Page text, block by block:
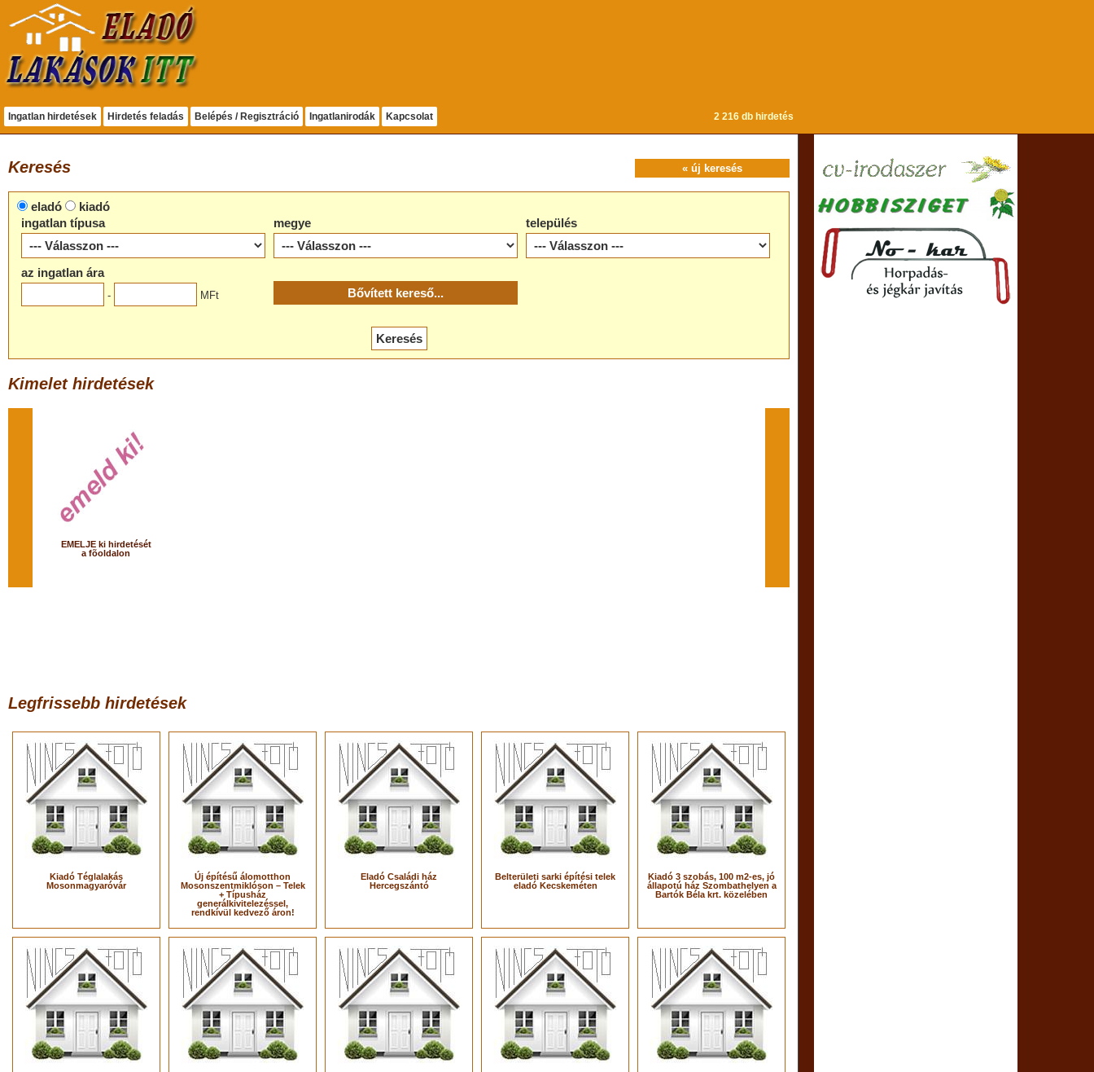
2 216 db hirdetés
Ingatlan hirdetések Hirdetés feladás Belépés / Regisztráció Ingatlanirodák Kapcsolat
« új keresés
Keresés
eladó
kiadó
ingatlan típusa
megye település
az ingatlan ára
- MFt
Kimelet hirdetések
EMELJE ki hirdetését
a fõoldalon
Legfrissebb hirdetések
Kiadó Téglalakás
Mosonmagyaróvár
Új építésű álomotthon
Mosonszentmiklóson – Telek
+ Típusház
generálkivitelezéssel,
rendkívül kedvező áron!
Eladó Családi ház
Hercegszántó
Belterületi sarki építési telek
eladó Kecskeméten
Kiadó 3 szobás, 100 m2-es, jó
állapotú ház Szombathelyen a
Bartók Béla krt. közelében